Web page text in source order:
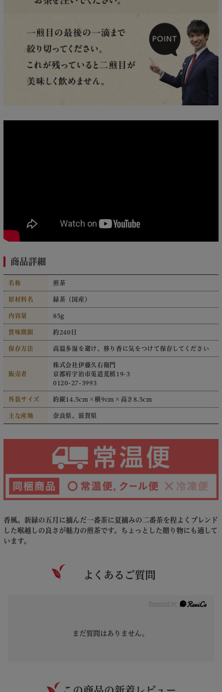
商品詳細
名称 煎茶
原材料名 緑茶（国産）
内容量 85g
賞味期限 約240日
保存方法 高温多湿を避け、移り香に気をつけて保存してください
販売者
株式会社伊藤久右衛門
京都府宇治市莵道荒槙19-3
0120-27-3993
外装サイズ 約縦14.5cm×横9cm×高さ8.5cm
主な産地 奈良県、滋賀県
香風。新緑の五月に摘んだ一番茶に夏摘みの二番茶を程よくブレンド
した喉越しの良さが魅力の煎茶です。ちょっとした贈り物にも適して
います。
よくあるご質問
Powered by
まだ質問はありません。